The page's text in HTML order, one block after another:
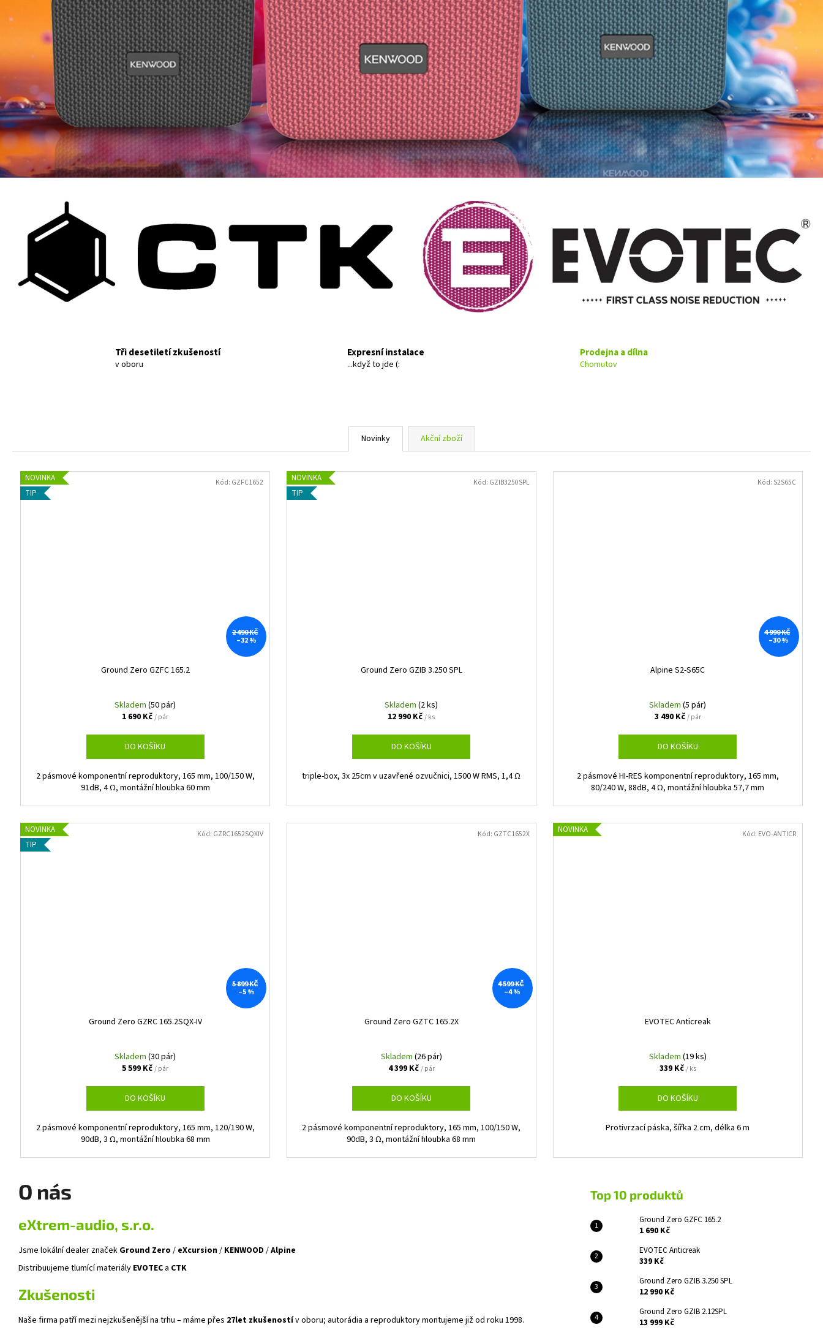
Tři desetiletí zkušeností
v oboru
Expresní instalace
...když to jde (:
Prodejna a dílna
Chomutov
Novinky Akční zboží
NOVINKA
TIP
2 490 KČ
–32 %
Ground Zero GZFC 165.2
Skladem(50 pár)
1 690 Kč/ pár
DO KOŠÍKU
2 pásmové komponentní reproduktory, 165 mm, 100/150 W,
91dB, 4 Ω, montážní hloubka 60 mm
Kód: GZFC1652
NOVINKA
TIP
Ground Zero GZIB 3.250 SPL
Skladem(2 ks)
12 990 Kč/ ks
DO KOŠÍKU
triple-box, 3x 25cm v uzavřené ozvučnici, 1500 W RMS, 1,4 Ω
Kód: GZIB3250SPL
4 990 KČ
–30 %
Alpine S2-S65C
Skladem(5 pár)
3 490 Kč/ pár
DO KOŠÍKU
2 pásmové HI-RES komponentní reproduktory, 165 mm,
80/240 W, 88dB, 4 Ω, montážní hloubka 57,7 mm
Kód: S2S65C
NOVINKA
TIP
5 899 KČ
–5 %
Ground Zero GZRC 165.2SQX-IV
Skladem(30 pár)
5 599 Kč/ pár
DO KOŠÍKU
2 pásmové komponentní reproduktory, 165 mm, 120/190 W,
90dB, 3 Ω, montážní hloubka 68 mm
Kód: GZRC1652SQXIV
4 599 KČ
–4 %
Ground Zero GZTC 165.2X
Skladem (26 pár)
4 399 Kč/ pár
DO KOŠÍKU
2 pásmové komponentní reproduktory, 165 mm, 100/150 W,
90dB, 3 Ω, montážní hloubka 68 mm
Kód: GZTC1652X NOVINKA
EVOTEC Anticreak
Skladem (19 ks)
339 Kč/ ks
DO KOŠÍKU
Protivrzací páska, šířka 2 cm, délka 6 m
Kód: EVO-ANTICR
O nás
eXtrem-audio, s.r.o.
Jsme lokální dealer značek Ground Zero / eXcursion/ KENWOOD /Alpine
Distribuujeme tlumící materiály EVOTEC a CTK
Zkušenosti
Naše firma patří mezi nejzkušenější na trhu – máme přes 27let zkušenostív oboru; autorádia a reproduktory montujeme již od roku 1998.
Top 10 produktů
Ground Zero GZFC 165.2
1 690 Kč
EVOTEC Anticreak
339 Kč
Ground Zero GZIB 3.250 SPL
12 990 Kč
Ground Zero GZIB 2.12SPL
13 999 Kč
1 690 Kč
Původně:2 490 Kč
339 Kč
12 990 Kč